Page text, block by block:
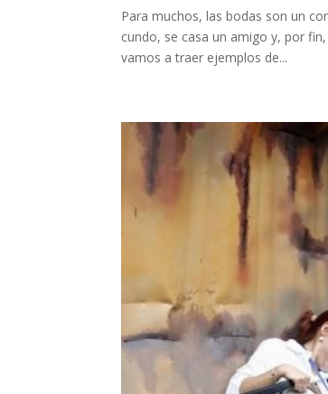
Para muchos, las bodas son un
cundo, se casa un amigo y, por
vamos a traer ejemplos de...